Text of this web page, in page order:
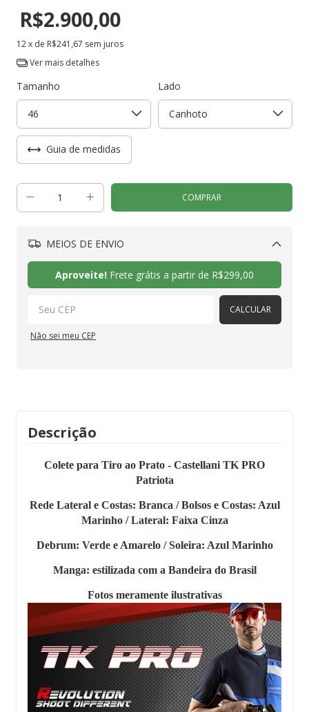
R$2.900,00
12x de R$241,67 sem juros
Ver mais detalhes
Tamanho Lado
Guia de medidas
MEIOS DE ENVIO
Aproveite! Frete grátis a partir de R$299,00
CALCULAR
Não sei meu CEP
Descrição
Colete para Tiro ao Prato - Castellani TK PRO
Patriota
Rede Lateral e Costas: Branca / Bolsos e Costas: Azul
Marinho / Lateral: Faixa Cinza
Debrum: Verde e Amarelo/ Soleira: Azul Marinho
Manga: estilizada com a Bandeira do Brasil
Fotos meramente ilustrativas